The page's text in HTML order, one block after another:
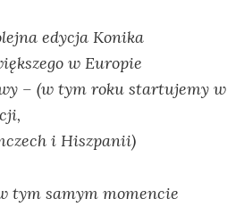
edycja Konika
w Europie
– (w tym roku startujemy w
i Hiszpanii)
tym samym momencie